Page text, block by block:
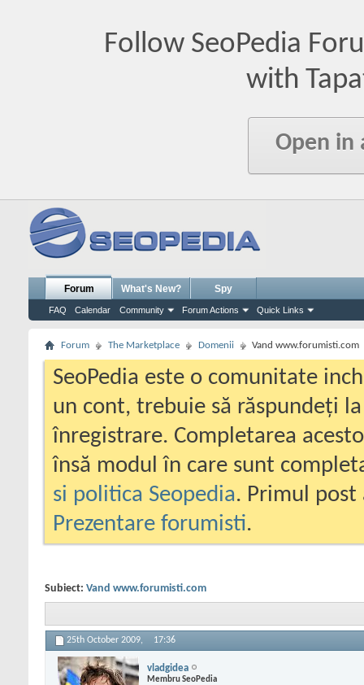
Follow SeoPedia
with
Open in
Forum
FAQ Calendar Community Forum Actions Quick Links
What's New? Spy
Forum The Marketplace Domenii Vand www.forumisti.com
SeoPedia este o comunitate
un cont, trebuie să răspundeți
înregistrare. Completarea
însă modul în care sunt
si politica Seopedia. Primul
Prezentare forumisti.
Subiect: Vand www.forumisti.com
25th October 2009, 17:36
vladgidea
Membru SeoPedia